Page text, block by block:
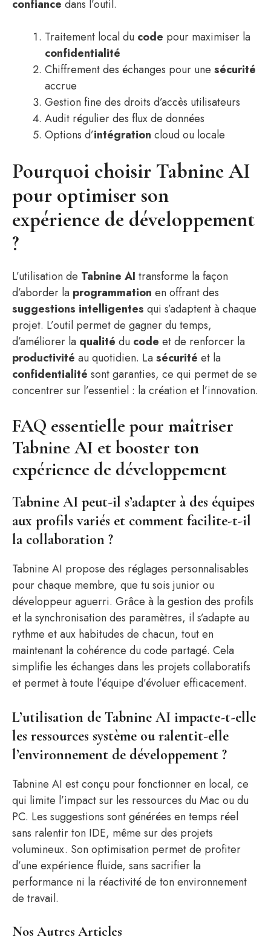
confiance dans l’outil.
Traitement local du code pour maximiser la
confidentialité
Chiffrement des échanges pour une sécurité
accrue
Gestion fine des droits d’accès utilisateurs
Audit régulier des flux de données
Options d’intégration cloud ou locale
Pourquoi choisir Tabnine AI
pour optimiser son
expérience de développement
?
L’utilisation de Tabnine AI transforme la façon
d’aborder la programmation en offrant des
suggestions intelligentes qui s’adaptent à chaque
projet. L’outil permet de gagner du temps,
d’améliorer la qualité du code et de renforcer la
productivité au quotidien. Lasécurité et la
confidentialité sont garanties, ce qui permet de se
concentrer sur l’essentiel : la création et l’innovation.
FAQ essentielle pour maîtriser
Tabnine AI et booster ton
expérience de développement
Tabnine AI peut-il s’adapter à des équipes
aux profils variés et comment facilite-t-il
la collaboration ?
Tabnine AI propose des réglages personnalisables
pour chaque membre, que tu sois junior ou
développeur aguerri. Grâce à la gestion des profils
et la synchronisation des paramètres, il s’adapte au
rythme et aux habitudes de chacun, tout en
maintenant la cohérence du code partagé. Cela
simplifie les échanges dans les projets collaboratifs
et permet à toute l’équipe d’évoluer efficacement.
L’utilisation de Tabnine AI impacte-t-elle
les ressources système ou ralentit-elle
l’environnement de développement ?
Tabnine AI est conçu pour fonctionner en local, ce
qui limite l’impact sur les ressources du Mac ou du
PC. Les suggestions sont générées en temps réel
sans ralentir ton IDE, même sur des projets
volumineux. Son optimisation permet de profiter
d’une expérience fluide, sans sacrifier la
performance ni la réactivité de ton environnement
de travail.
Nos Autres Articles